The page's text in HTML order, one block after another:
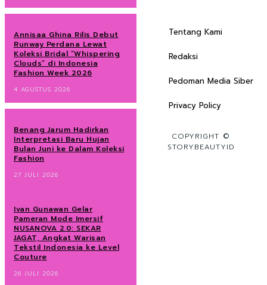
Annisaa Ghina Rilis Debut
Runway Perdana Lewat
Koleksi Bridal “Whispering
Clouds” di Indonesia
Fashion Week 2026
4 AGUSTUS 2026
Benang Jarum Hadirkan
Interpretasi Baru Hujan
Bulan Juni ke Dalam Koleksi
Fashion
27 JULI 2026
Ivan Gunawan Gelar
Pameran Mode Imersif
NUSANOVA 2.0: SEKAR
JAGAT, Angkat Warisan
Tekstil Indonesia ke Level
Couture
26 JULI 2026
Tentang Kami
Redaksi
Pedoman Media Siber
Privacy Policy
COPYRIGHT ©
STORYBEAUTYID